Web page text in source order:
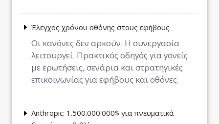
Έλεγχος χρόνου οθόνης στους εφήβους
Οι κανόνες δεν αρκούν. Η συνεργασία
λειτουργεί. Πρακτικός οδηγός για γονείς
με ερωτήσεις, σενάρια και στρατηγικές
επικοινωνίας για εφήβους και οθόνες.
Anthropic: 1.500.000.000$ για πνευματικά